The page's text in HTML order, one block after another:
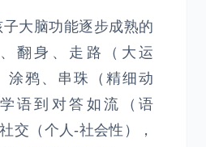
大脑功能逐步成熟的
翻身、走路（大运
涂鸦、串珠（精细动
语到对答如流（语
交（个人-社会性），